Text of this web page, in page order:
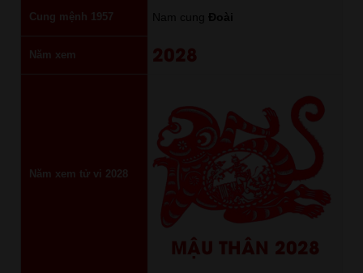
Cung mệnh 1957 Nam cung Đoài
Năm xem 2028
Năm xem tử vi 2028
MẬU THÂN 2028